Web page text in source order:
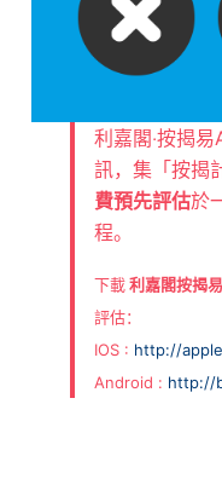
利嘉閣‧按揭
訊，集「按揭
費預先評估於
程。
下載利嘉閣按揭易
評估：
IOS : http://
Android : http://